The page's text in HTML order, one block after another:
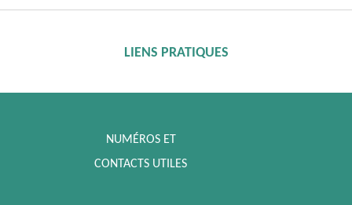
LIENS PRATIQUES
NUMÉROS ET
CONTACTS UTILES